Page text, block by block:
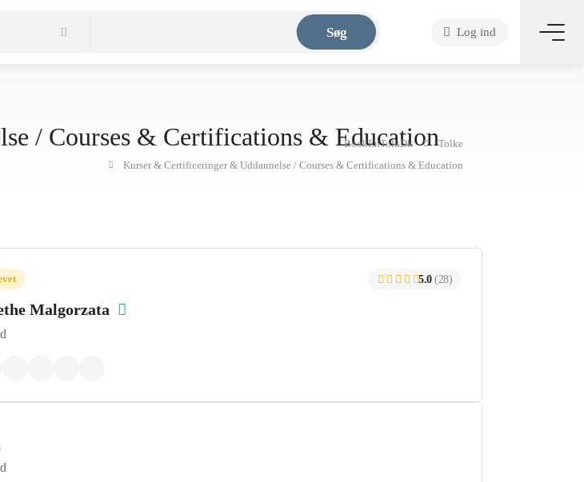
Søg Log ind
/ Courses & Certifications & Education
BookEnTolkDk
Tolke
Kurser & Certificeringer & Uddannelse / Courses & Certifications & Education
Malgorzata
5.0 (28)